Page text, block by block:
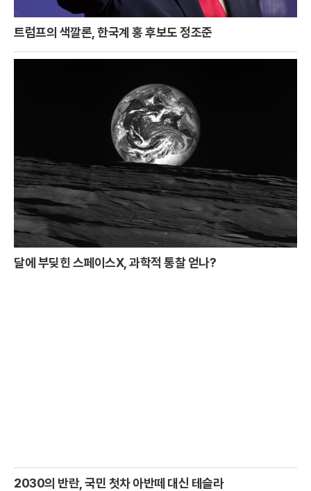
트럼프의 색깔론, 한국계 홍 후보도 정조준
달에 부딪힌 스페이스X, 과학적 통찰 얻나?
2030의 반란, 국민 첫차 아반떼 대신 테슬라